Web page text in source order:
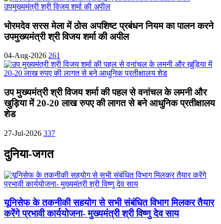
भोरमदेव सरस मेला में ठोस अपशिष्ट प्रबंधन नियम का पालन करने
उपमुख्यमंत्री श्री विजय शर्मा की अपील
04-Aug-2026 261
उप मुख्यमंत्री श्री विजय शर्मा की पहल से वनांचल के लमनी और
खुड़िया में 20-20 लाख रुपए की लागत से बने आधुनिक प्रतीक्षालय
शेड
27-Jul-2026 337
दुनिया-जगत
यूनिसेफ के तकनीकी सहयोग से सभी संबंधित विभाग मिलकर तैयार
करेंगे प्रभावी कार्ययोजना- मुख्यमंत्री श्री विष्णु देव साय